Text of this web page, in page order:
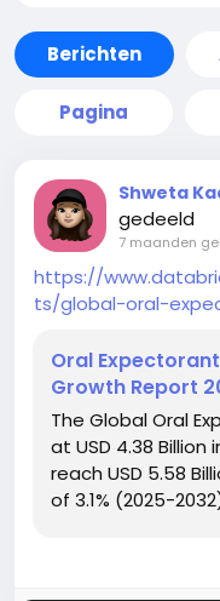
Berichten
Pagina
Shweta
gedeeld
7 maanden
https://
ts/global-oral-
Oral
Growth Report
The Global Oral
at USD 4.38
reach USD 5.58
of 3.1% (2025-